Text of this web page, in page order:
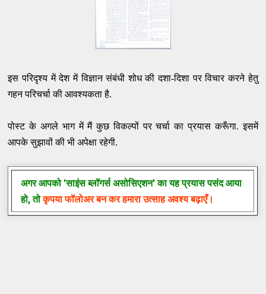
इस परिदृश्य में देश में विज्ञान संबंधी शोध की दशा-दिशा पर विचार करने हेतु
गहन परिचर्चा की आवश्यकता है.
पोस्ट के अगले भाग में मैं कुछ विकल्पों पर चर्चा का प्रयास करूँगा. इसमें
आपके सुझावों की भी अपेक्षा रहेगी.
अगर आपको 'साइंस ब्लॉगर्स असोसिएशन'का यह प्रयास पसंद आया
हो, तोकृपया फॉलोअर बन कर हमारा उत्साह अवश्य बढ़ाएँ।